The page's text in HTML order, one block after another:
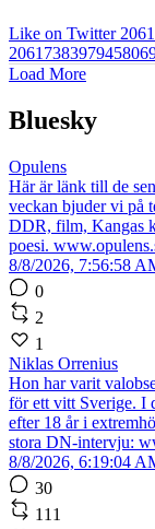
Like on Twitter
Load More
Bluesky
Opulens
Här är länk till de
veckan bjuder vi på
DDR, film, Kangas
poesi.
8/8/2026, 7:56:58
0
2
1
Niklas Orrenius
Hon har varit
för ett vitt Sverige. I
efter 18 år i
stora DN-intervju:
8/8/2026, 6:19:04
30
111